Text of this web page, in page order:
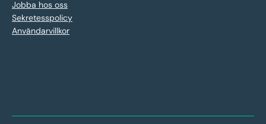
Jobba hos oss
Sekretesspolicy
Användarvillkor